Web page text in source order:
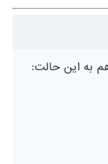
به این حالت: